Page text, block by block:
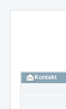
Kontakt